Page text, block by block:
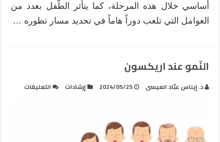
أساسي خلال هذه المرحلة، كما يتأثر الطّفل بعدد من
العوامل التي تلعب دوراً هاماً في تحديد مسار تطوره …
النّمو عند اريكسون
د. إيناس عبّاد العيسى 2024/05/25 إرشادات التعليقات